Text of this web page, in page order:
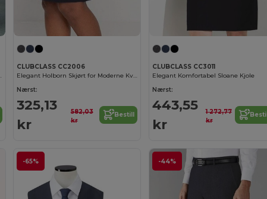
for kvinner
CLUBCLASS CC2006
Elegant Holborn Skjørt for Moderne Kvinner
Nærst:
325,13
kr
582,03
kr
Bestill
CLUBCLASS CC3011
Elegant Komfortabel Sloane Kjole
Nærst:
443,55
kr
1 272,77
kr
Bestill
-65% -44%